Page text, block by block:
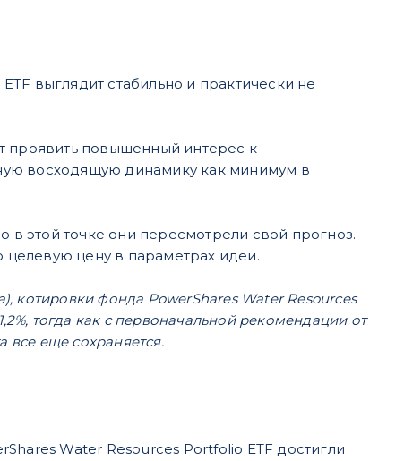
выглядит стабильно и практически не
проявить повышенный интерес к
восходящую динамику как минимум в
в этой точке они пересмотрели свой прогноз.
целевую цену в параметрах идеи.
котировки фонда PowerShares Water Resources
тогда как с первоначальной рекомендации от
все еще сохраняется.
Water Resources Portfolio ETF достигли